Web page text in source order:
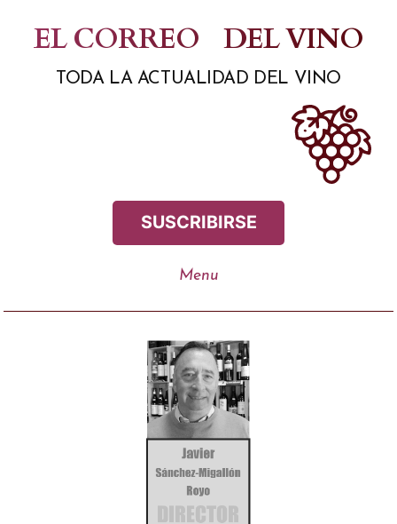
contenido
EL CORREO DEL VINO
TODA LA ACTUALIDAD DEL VINO
SUSCRIBIRSE